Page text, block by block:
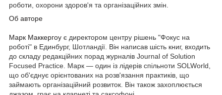
роботи, охорони здоров'я та організаційних змін.
Об авторе
Марк Маккергоу є директором центру рішень "Фокус на
роботі" в Единбург, Шотландії. Він написав шість книг, входить
до складу редакційних порад журналів Journal of Solution
Focused Practice. Марк — один із лідерів спільноти SOLWorld,
що об'єднує орієнтованих на розв'язання практиків, що
займають організаційний розвиток. Він також захоплюється